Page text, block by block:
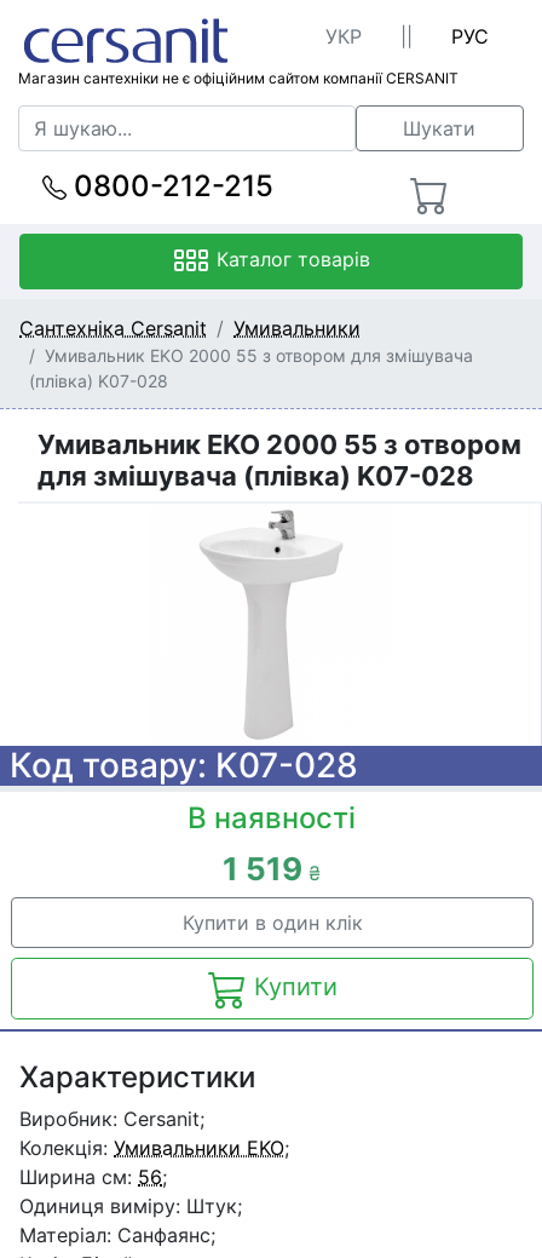
Магазин сантехніки не є офіційним сайтом компанії CERSANIT
УКР РУС
Шукати
0800-212-215
Каталог товарів
Сантехніка Cersanit Умивальники
Умивальник EKO 2000 55 з отвором для змішувача
(плівка) K07-028
Умивальник EKO 2000 55 з отвором
для змішувача (плівка) K07-028
Код товару: K07-028
В наявності
1 519 ₴
Купити в один клік
Купити
Характеристики
Виробник: Cersanit;
Колекція: Умивальники EKO;
Ширина см: 56;
Одиниця виміру: Штук;
Матеріал: Санфаянс;